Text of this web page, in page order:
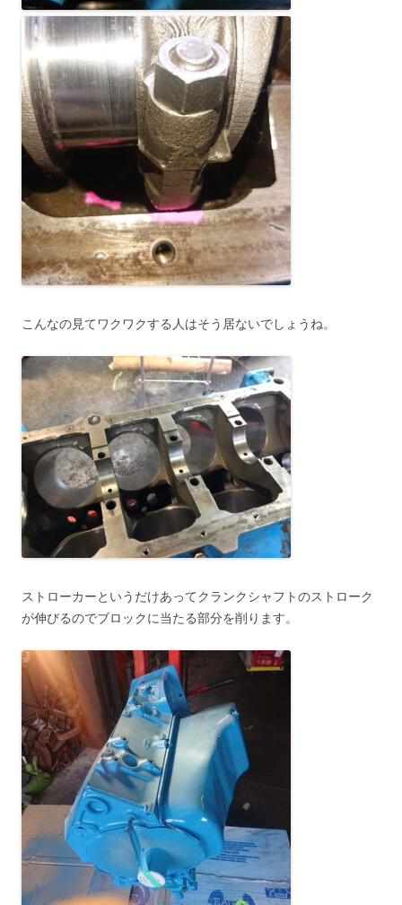
こんなの見てワクワクする人はそう居ないでしょうね。
ストローカーというだけあってクランクシャフトのストローク
が伸びるのでブロックに当たる部分を削ります。